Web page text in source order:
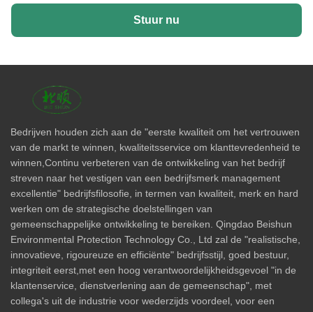
Stuur nu
Bedrijven houden zich aan de "eerste kwaliteit om het vertrouwen
van de markt te winnen, kwaliteitsservice om klanttevredenheid te
winnen,Continu verbeteren van de ontwikkeling van het bedrijf
streven naar het vestigen van een bedrijfsmerk management
excellentie" bedrijfsfilosofie, in termen van kwaliteit, merk en hard
werken om de strategische doelstellingen van
gemeenschappelijke ontwikkeling te bereiken. Qingdao Beishun
Environmental Protection Technology Co., Ltd zal de "realistische,
innovatieve, rigoureuze en efficiënte" bedrijfsstijl, goed bestuur,
integriteit eerst,met een hoog verantwoordelijkheidsgevoel "in de
klantenservice, dienstverlening aan de gemeenschap", met
collega's uit de industrie voor wederzijds voordeel, voor een